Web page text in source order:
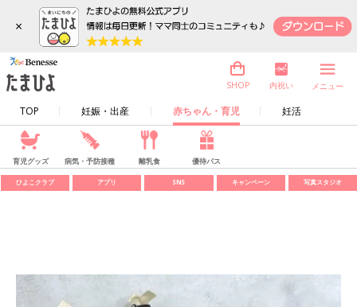
×
TOP 妊娠・出産 赤ちゃん・育児 妊活
SHOP 内祝い メニュー
育児グッズ 病気・予防接種 離乳食 優待パス
ひよこクラブ アプリ SNS キャンペーン 写真スタジオ